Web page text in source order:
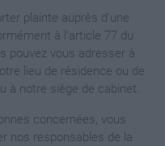
plainte auprès d'une
à l'article 77 du
pouvez vous adresser à
lieu de résidence ou de
à notre siège de cabinet.
concernées, vous
nos responsables de la